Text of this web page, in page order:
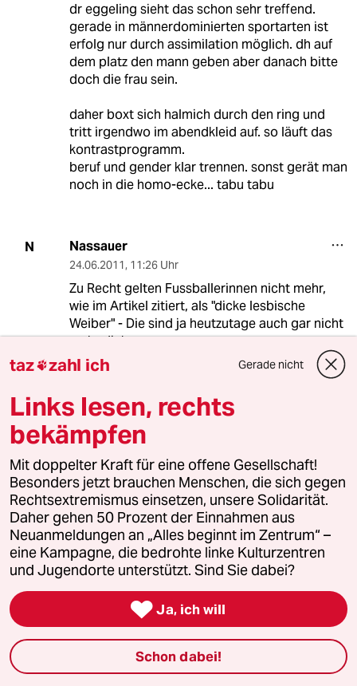
dr eggeling sieht das schon sehr treffend.
gerade in männerdominierten sportarten ist
erfolg nur durch assimilation möglich. dh auf
dem platz den mann geben aber danach bitte
doch die frau sein.
daher boxt sich halmich durch den ring und
tritt irgendwo im abendkleid auf. so läuft das
kontrastprogramm.
beruf und gender klar trennen. sonst gerät man
noch in die homo-ecke... tabu tabu
N Nassauer
24.06.2011, 11:26 Uhr
Zu Recht gelten Fussballerinnen nicht mehr,
wie im Artikel zitiert, als "dicke lesbische
Weiber" - Die sind ja heutzutage auch gar nicht
mehr dick...
TR Thorsten Reinert
24.06.2011, 11:24 Uhr
"Die Mannsweiber früher haben dem
Frauenfußball nicht gutgetan.", sagt die
Trainerin. Recht hat sie.
Und das:
"Die Feministinnen früher haben den Frauen
und den Männern in dieser Gesellschaft nicht
Mannsweiber und Feministinnen - Überflüssig
wie ein Kropf.
taz zahl ich Gerade nicht
Links lesen, rechts
bekämpfen
Mit doppelter Kraft für eine offene Gesellschaft!
Besonders jetzt brauchen Menschen, die sich gegen
Rechtsextremismus einsetzen, unsere Solidarität.
Daher gehen 50 Prozent der Einnahmen aus
Neuanmeldungen an „Alles beginnt im Zentrum“ –
eine Kampagne, die bedrohte linke Kulturzentren
und Jugendorte unterstützt. Sind Sie dabei?
 Ja, ich will
Schon dabei!